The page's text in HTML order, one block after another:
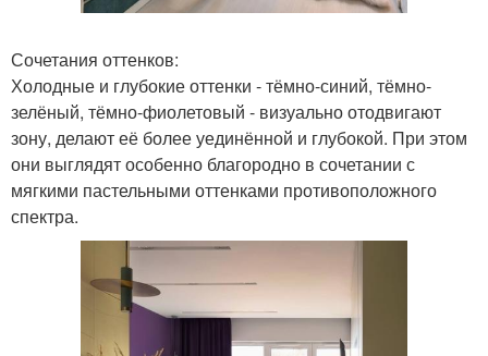
Сочетания оттенков:
Холодные и глубокие оттенки - тёмно-синий, тёмно-
зелёный, тёмно-фиолетовый - визуально отодвигают
зону, делают её более уединённой и глубокой. При этом
они выглядят особенно благородно в сочетании с
мягкими пастельными оттенками противоположного
спектра.